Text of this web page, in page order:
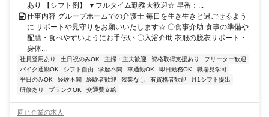
あり 【シフト例】 ▼フルタイム勤務大歓迎☆ 早番：...
仕事内容 グループホームでの介護士 毎日を生き生きと過ごせるよう
に サポートや見守りをお願いいたします☆ 〇食事介助 食事の準備や
配膳・食べやすいようにお手伝い 〇入浴介助 衣服の脱衣サポート・
身体...
社員登用あり 土日祝のみOK 主婦・主夫歓迎 資格取得支援あり
フリーター歓迎
バイク通勤OK
シフト自由 学歴不問 車通勤OK 即日勤務OK
職場見学可
平日のみOK
経験不問 経験者歓迎 残業なし 有資格者歓迎
月1シフト提出
研修あり
ブランクOK 交通費支給
同じ企業の求人